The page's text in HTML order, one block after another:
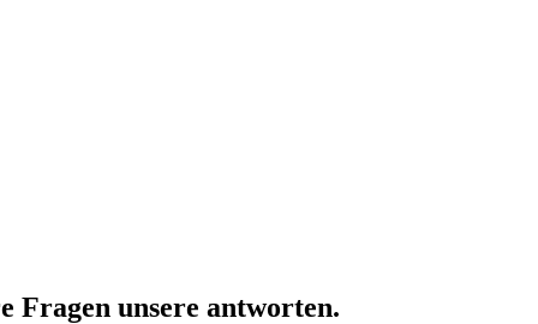
Fragen unsere antworten.